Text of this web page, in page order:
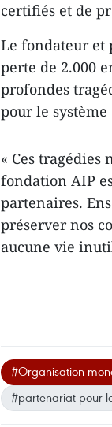
certifiés et de
Le fondateur et
perte de 2.000
profondes
pour le système
« Ces tragédies
fondation AIP
partenaires.
préserver nos
aucune vie
#Organisation
#partenariat pour